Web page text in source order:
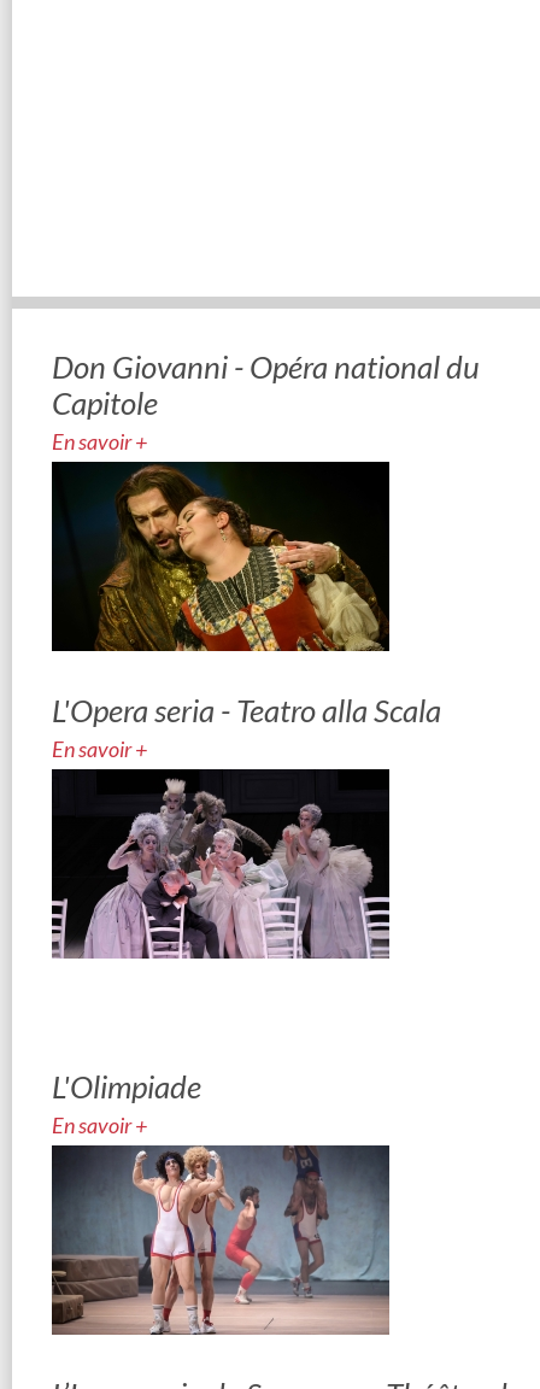
Don Giovanni - Opéra national du
Capitole
En savoir +
L'Opera seria - Teatro alla Scala
En savoir +
L'Olimpiade
En savoir +